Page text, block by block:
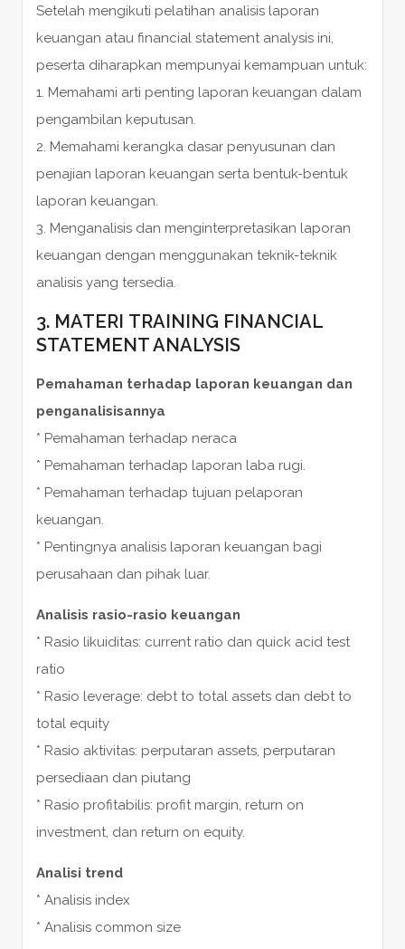
Setelah mengikuti pelatihan analisis laporan
keuangan atau financial statement analysis ini,
peserta diharapkan mempunyai kemampuan untuk:
1. Memahami arti penting laporan keuangan dalam
pengambilan keputusan.
2. Memahami kerangka dasar penyusunan dan
penajian laporan keuangan serta bentuk-bentuk
laporan keuangan.
3. Menganalisis dan menginterpretasikan laporan
keuangan dengan menggunakan teknik-teknik
analisis yang tersedia.
3. MATERI TRAINING FINANCIAL
STATEMENT ANALYSIS
Pemahaman terhadap laporan keuangan dan
penganalisisannya
* Pemahaman terhadap neraca
* Pemahaman terhadap laporan laba rugi.
* Pemahaman terhadap tujuan pelaporan
keuangan.
* Pentingnya analisis laporan keuangan bagi
perusahaan dan pihak luar.
Analisis rasio-rasio keuangan
* Rasio likuiditas: current ratio dan quick acid test
ratio
* Rasio leverage: debt to total assets dan debt to
total equity
* Rasio aktivitas: perputaran assets, perputaran
persediaan dan piutang
* Rasio profitabilis: profit margin, return on
investment, dan return on equity.
Analisi trend
* Analisis index
* Analisis common size